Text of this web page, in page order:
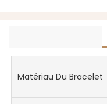
Matériau Du Bracelet